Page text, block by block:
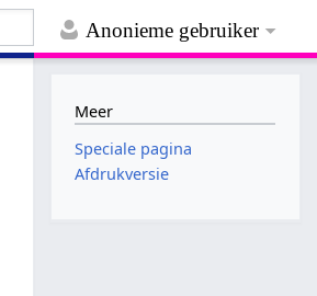
Anonieme gebruiker
Meer
Speciale pagina
Afdrukversie